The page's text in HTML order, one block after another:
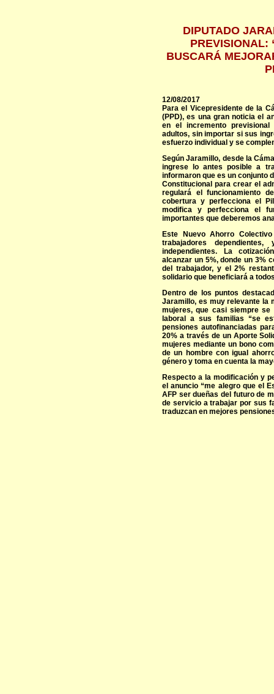
DIPUTADO
PREVISIONAL:
BUSCARÁ
12/08/2017
Para el Vicepresidente de la
(PPD), es una gran noticia el
en el incremento
adultos, sin importar si sus
esfuerzo individual y se
Según Jaramillo, desde la
ingrese lo antes posible a
informaron que es un conjunto
Constitucional para crear el
regulará el funcionamiento
cobertura y perfecciona el
modifica y perfecciona el
importantes que deberemos
Este Nuevo Ahorro
trabajadores
independientes. La
alcanzar un 5%, donde un 3%
del trabajador, y el 2%
solidario que beneficiará a
Dentro de los puntos
Jaramillo, es muy relevante la
mujeres, que casi siempre
laboral a sus familias “se
pensiones autofinanciadas
20% a través de un Aporte
mujeres mediante un bono
de un hombre con igual
género y toma en cuenta la
Respecto a la modificación y
el anuncio “me alegro que el
AFP ser dueñas del futuro de
de servicio a trabajar por sus
traduzcan en mejores